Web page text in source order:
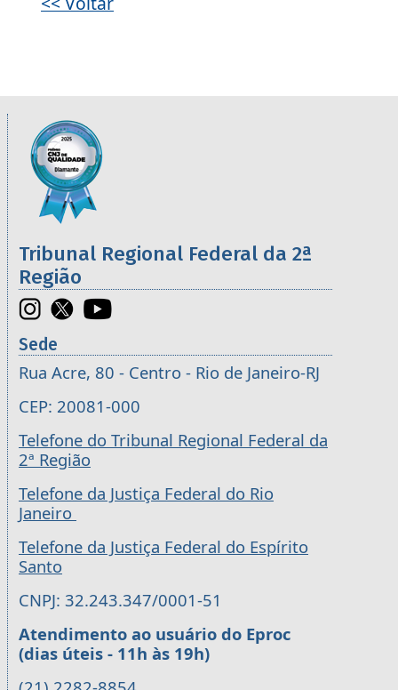
Informações úteis sobre os órgãos da 2ª
Imagem
Tribunal Regional Federal da 2ª
Região
Sede
Rua Acre, 80 - Centro - Rio de Janeiro-RJ
CEP: 20081-000
Telefone do Tribunal Regional Federal da
2ª Região
Telefone da Justiça Federal do Rio
Janeiro
Telefone da Justiça Federal do Espírito
Santo
CNPJ: 32.243.347/0001-51
Atendimento ao usuário do Eproc
(dias úteis - 11h às 19h)